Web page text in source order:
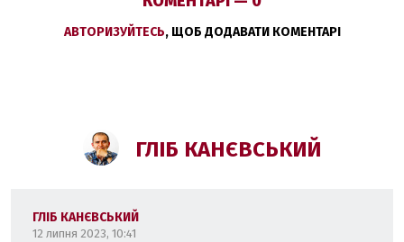
АВТОРИЗУЙТЕСЬ, ЩОБ ДОДАВАТИ КОМЕНТАРІ
ГЛІБ КАНЄВСЬКИЙ
ГЛІБ КАНЄВСЬКИЙ
12 липня 2023, 10:41